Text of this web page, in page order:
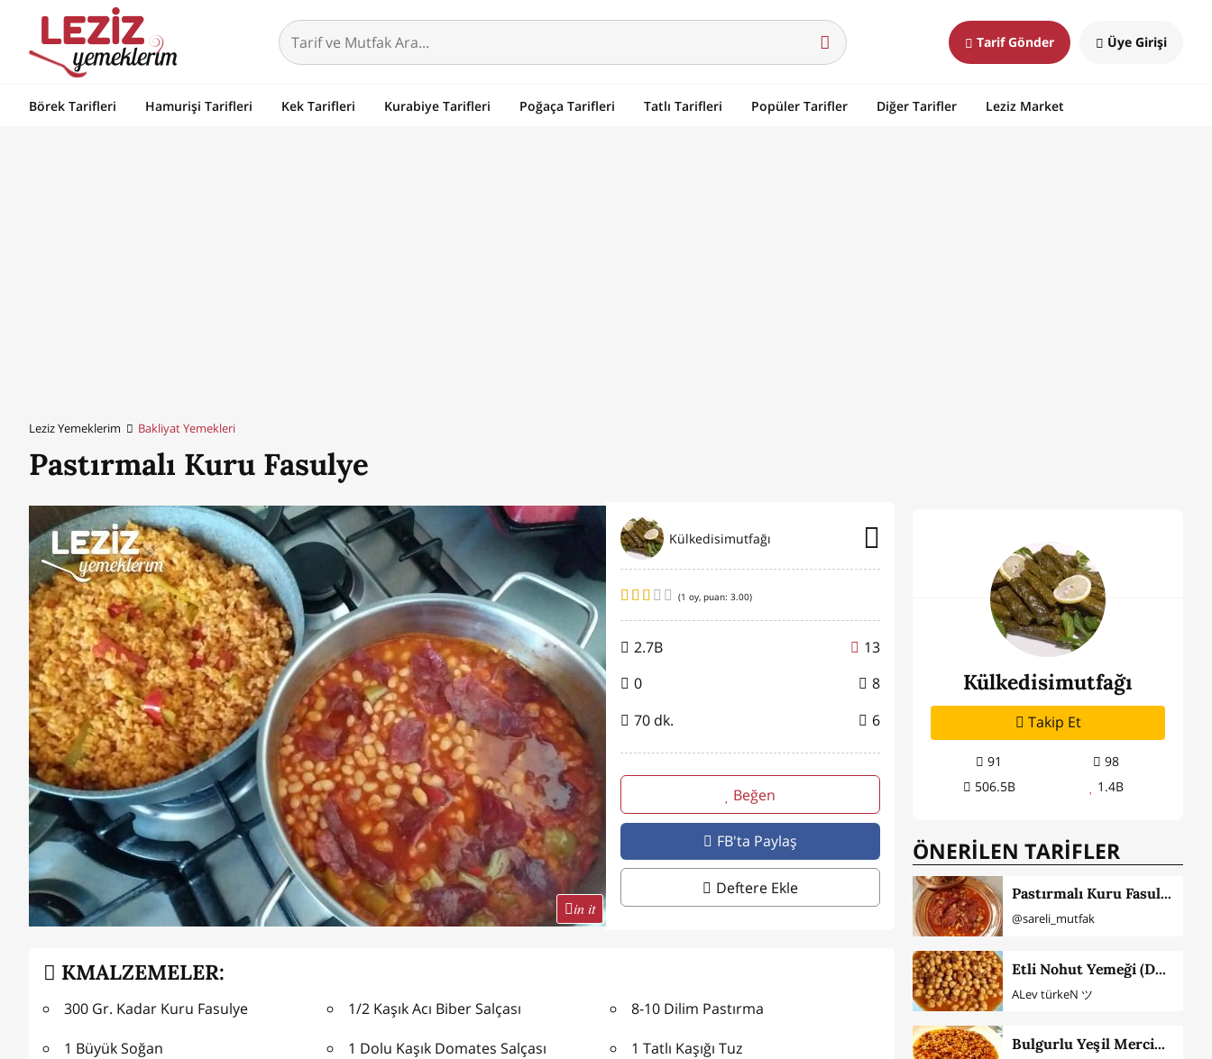
Tarif Gönder Üye Girişi
Börek Tarifleri Hamurişi Tarifleri Kek Tarifleri Kurabiye Tarifleri Poğaça Tarifleri Tatlı Tarifleri Popüler Tarifler Diğer Tarifler Leziz Market
Leziz Yemeklerim Bakliyat Yemekleri
Pastırmalı Kuru Fasulye
in it
Külkedisimutfağı
(1 oy, puan: 3.00)
2.7B
13
0
8
70 dk.
6
Beğen
FB'ta Paylaş
Deftere Ekle
KMALZEMELER:
300 Gr. Kadar Kuru Fasulye
1 Büyük Soğan
1/2 Kaşık Acı Biber Salçası
1 Dolu Kaşık Domates Salçası
8-10 Dilim Pastırma
1 Tatlı Kaşığı Tuz
Külkedisimutfağı
Takip Et
91
98
506.5B
1.4B
ÖNERİLEN TARİFLER
Pastırmalı Kuru Fasulye Nasıl Yapılır
@sareli_mutfak
Etli Nohut Yemeği (Düdüklüde)
ALev türkeN ツ
Bulgurlu Yeşil Mercimek Yemeği